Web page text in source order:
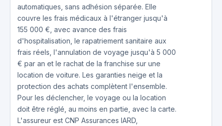
automatiques, sans adhésion séparée. Elle
couvre les frais médicaux à l'étranger jusqu'à
155 000 €, avec avance des frais
d'hospitalisation, le rapatriement sanitaire aux
frais réels, l'annulation de voyage jusqu'à 5 000
€ par an et le rachat de la franchise sur une
location de voiture. Les garanties neige et la
protection des achats complètent l'ensemble.
Pour les déclencher, le voyage ou la location
doit être réglé, au moins en partie, avec la carte.
L'assureur est CNP Assurances IARD,